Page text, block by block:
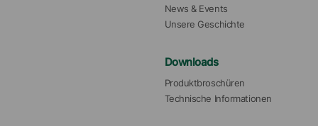
News & Events
Unsere Geschichte
Downloads
Produktbroschüren
Technische Informationen